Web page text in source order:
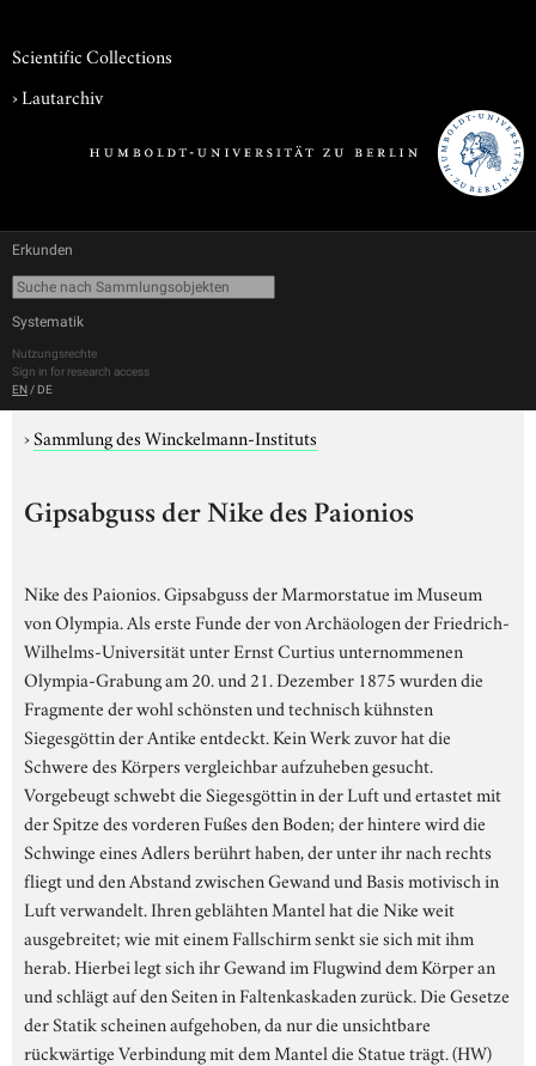
Scientific Collections
›Lautarchiv
Erkunden
Systematik
Nutzungsrechte
Sign in for research access
EN / DE
›Sammlung des Winckelmann-Instituts
Gipsabguss der Nike des Paionios
Nike des Paionios. Gipsabguss der Marmorstatue im Museum
von Olympia. Als erste Funde der von Archäologen der Friedrich-
Wilhelms-Universität unter Ernst Curtius unternommenen
Olympia-Grabung am 20. und 21. Dezember 1875 wurden die
Fragmente der wohl schönsten und technisch kühnsten
Siegesgöttin der Antike entdeckt. Kein Werk zuvor hat die
Schwere des Körpers vergleichbar aufzuheben gesucht.
Vorgebeugt schwebt die Siegesgöttin in der Luft und ertastet mit
der Spitze des vorderen Fußes den Boden; der hintere wird die
Schwinge eines Adlers berührt haben, der unter ihr nach rechts
fliegt und den Abstand zwischen Gewand und Basis motivisch in
Luft verwandelt. Ihren geblähten Mantel hat die Nike weit
ausgebreitet; wie mit einem Fallschirm senkt sie sich mit ihm
herab. Hierbei legt sich ihr Gewand im Flugwind dem Körper an
und schlägt auf den Seiten in Faltenkaskaden zurück. Die Gesetze
der Statik scheinen aufgehoben, da nur die unsichtbare
rückwärtige Verbindung mit dem Mantel die Statue trägt. (HW)